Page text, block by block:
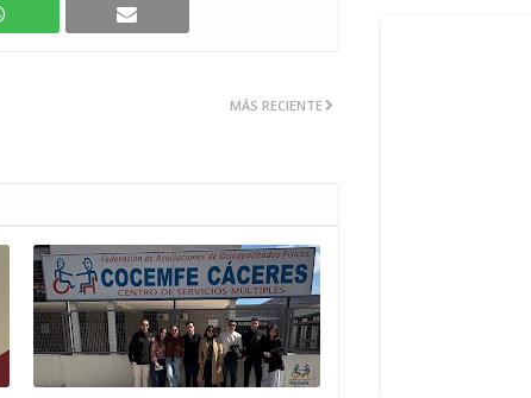
MÁS RECIENTE